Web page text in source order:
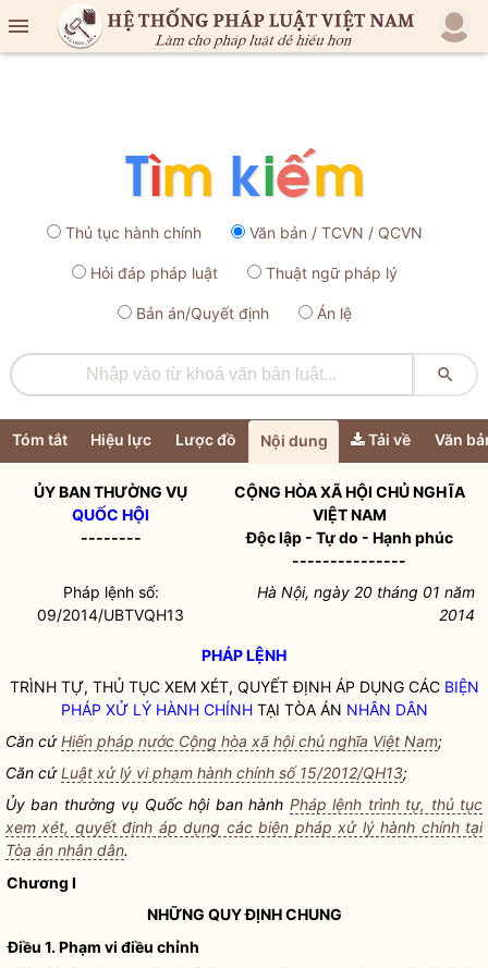

Thủ tục hành chính Văn bản / TCVN / QCVN
Hỏi đáp pháp luật Thuật ngữ pháp lý
Bản án/Quyết định Án lệ

Tóm tắt Hiệu lực Lược đồ Nội dung Tải về Văn
ỦY BAN THƯỜNG VỤ
QUỐC HỘI
--------
CỘNG HÒA XÃ HỘI CHỦ NGHĨA
VIỆT NAM
Độc lập - Tự do - Hạnh phúc
---------------
Pháp lệnhsố:
09/2014/UBTVQH13
Hà Nội, ngày 20 tháng 01 năm
2014
PHÁP LỆNH
TRÌNH TỰ, THỦ TỤC XEM XÉT, QUYẾT ĐỊNH ÁP DỤNG CÁC BIỆN
PHÁP XỬ LÝ HÀNH CHÍNHTẠI TÒA ÁN NHÂN DÂN
Căn cứHiến pháp nước Cộng hòa xã hội chủ nghĩa Việt Nam;
Căn cứLuật xử lý vi phạm hành chính số 15/2012/QH13;
Ủy ban thường vụ Quốc hộiban hành Pháp lệnh trình tự, thủ tục
xem xét, quyết định áp dụng các biện pháp xử lý hành chính tại
Tòa án nhân dân.
Chương I
NHỮNG QUY ĐỊNH CHUNG
Điều 1. Phạm vi điều chỉnh